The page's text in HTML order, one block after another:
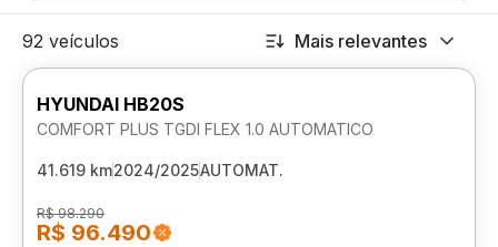
92 veículos Mais relevantes
HYUNDAI HB20S
COMFORT PLUS TGDI FLEX 1.0 AUTOMATICO
41.619 km2024/2025AUTOMAT.
R$ 98.290
R$ 96.490